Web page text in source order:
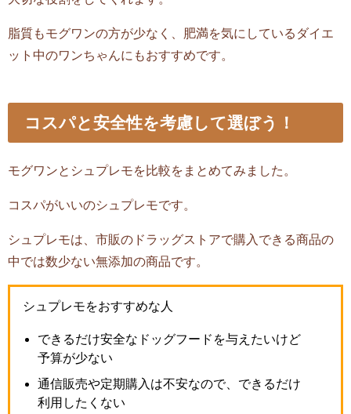
脂質もモグワンの方が少なく、肥満を気にしているダイエ
ット中のワンちゃんにもおすすめです。
コスパと安全性を考慮して選ぼう！
モグワンとシュプレモを比較をまとめてみました。
コスパがいいのシュプレモです。
シュプレモは、市販のドラッグストアで購入できる商品の
中では数少ない無添加の商品です。
シュプレモをおすすめな人
できるだけ安全なドッグフードを与えたいけど
予算が少ない
通信販売や定期購入は不安なので、できるだけ
利用したくない